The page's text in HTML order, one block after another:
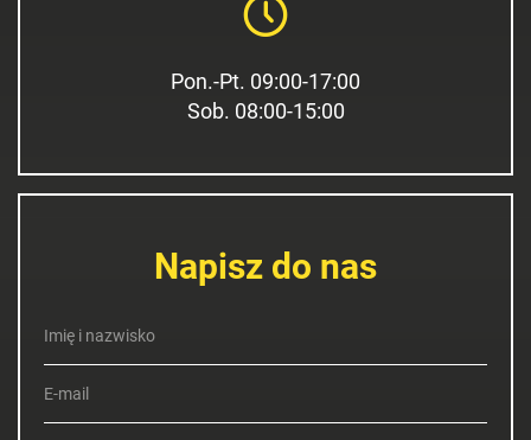
Pon.-Pt. 09:00-17:00
Sob. 08:00-15:00
Napisz do nas